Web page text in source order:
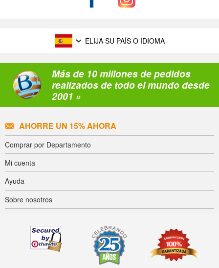
ELIJA SU PAÍS O IDIOMA
Más de 10 millones de pedidos
realizados de todo el mundo desde
2001 »
AHORRE UN 15% AHORA
Comprar por Departamento
Mi cuenta
Ayuda
Sobre nosotros